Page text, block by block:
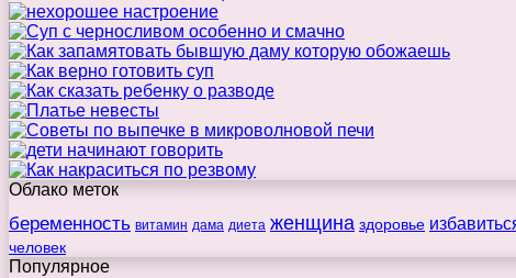
Облако меток
беременность витамин дама диета женщина здоровье
человек
Популярное